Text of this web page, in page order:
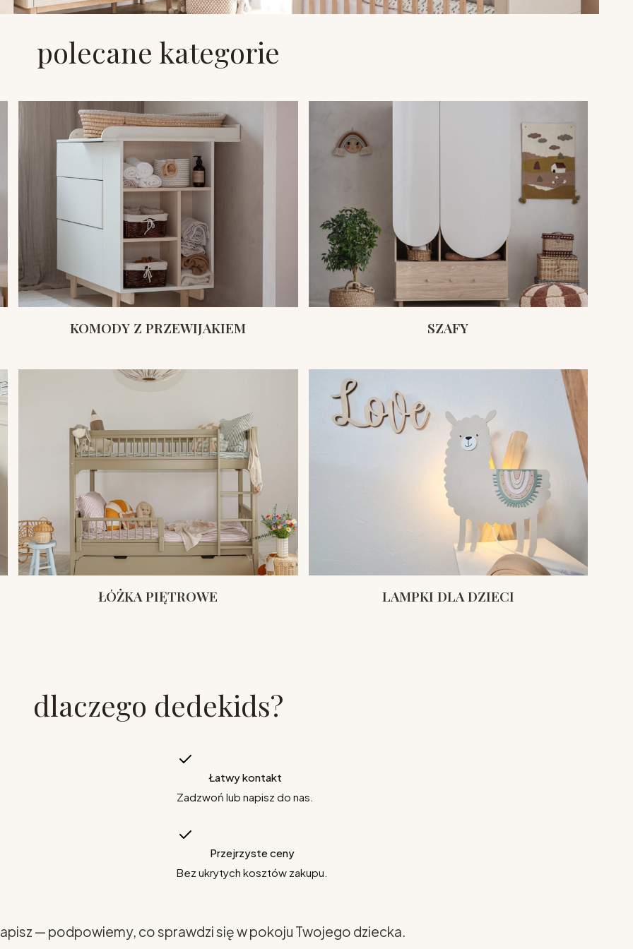
polecane kategorie
KOMODY Z PRZEWIJAKIEM SZAFY
ŁÓŻKA PIĘTROWE LAMPKI DLA DZIECI
dlaczego dedekids?
Łatwy kontakt
Zadzwoń lub napisz do nas.
Przejrzyste ceny
Bez ukrytych kosztów zakupu.
— podpowiemy, co sprawdzi się w pokoju Twojego dziecka.